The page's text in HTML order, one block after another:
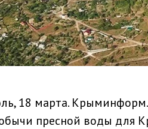
18 марта.
пресной воды для